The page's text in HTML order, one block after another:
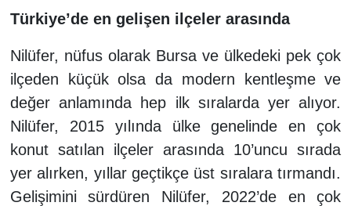
Türkiye’de en gelişen ilçeler arasında
Nilüfer, nüfus olarak Bursa ve ülkedeki pek çok
ilçeden küçük olsa da modern kentleşme ve
değer anlamında hep ilk sıralarda yer alıyor.
Nilüfer, 2015 yılında ülke genelinde en çok
konut satılan ilçeler arasında 10’uncu sırada
yer alırken, yıllar geçtikçe üst sıralara tırmandı.
Gelişimini sürdüren Nilüfer, 2022’de en çok